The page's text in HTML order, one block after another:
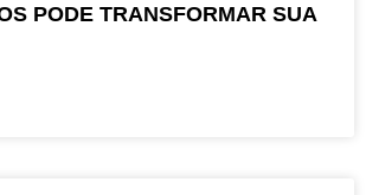
PODE TRANSFORMAR SUA